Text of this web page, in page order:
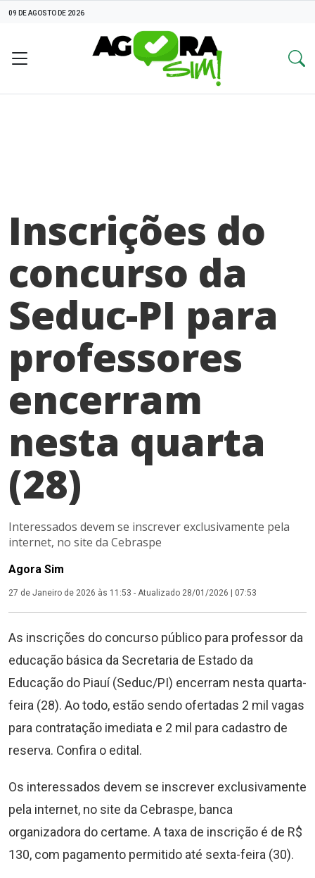
09 DE AGOSTO DE 2026
Inscrições do
concurso da
Seduc-PI para
professores
encerram
nesta quarta
(28)
Interessados devem se inscrever exclusivamente pela
internet, no site da Cebraspe
Agora Sim
27 de Janeiro de 2026 às 11:53 - Atualizado 28/01/2026 | 07:53
As inscrições do concurso público para professor da
educação básica da Secretaria de Estado da
Educação do Piauí (Seduc/PI) encerram nesta quarta-
feira (28). Ao todo, estão sendo ofertadas 2 mil vagas
para contratação imediata e 2 mil para cadastro de
reserva. Confira o edital.
Os interessados devem se inscrever exclusivamente
pela internet, no site da Cebraspe, banca
organizadora do certame. A taxa de inscrição é de R$
130, com pagamento permitido até sexta-feira (30).